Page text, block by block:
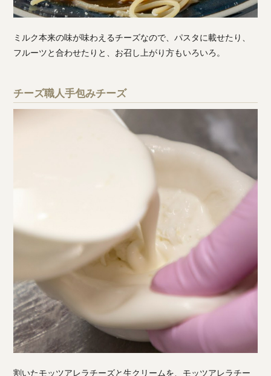
ミルク本来の味が味わえるチーズなので、パスタに載せたり、
フルーツと合わせたりと、お召し上がり方もいろいろ。
チーズ職人手包みチーズ
割いたモッツアレラチーズと生クリームを、モッツアレラチー